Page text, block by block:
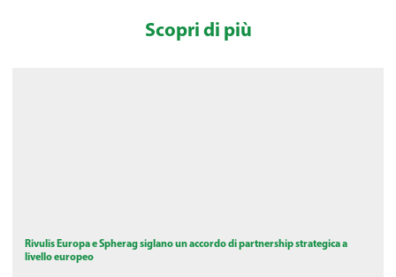
Scopri di più
Rivulis Europa e Spherag siglano un accordo di partnership strategica a
livello europeo